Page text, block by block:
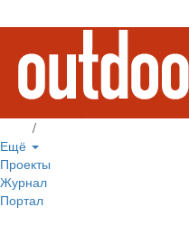
/
Ещё
Проекты
Журнал
Портал